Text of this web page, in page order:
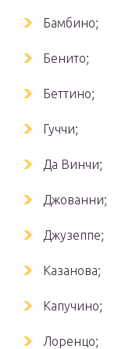
Бамбино;
Бенито;
Беттино;
Гуччи;
Да Винчи;
Джованни;
Джузеппе;
Казанова;
Капучино;
Лоренцо;